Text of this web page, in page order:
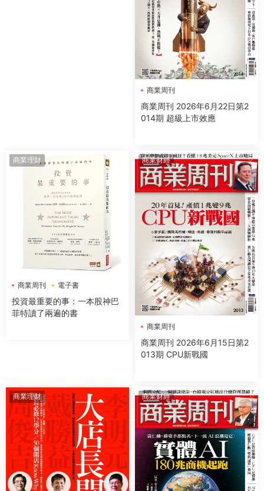
商業周刊
商業周刊 2026年6月22日第2
014期 超級上市效應
商業理財
商業周刊 電子書
投資最重要的事：一本股神巴
菲特讀了兩遍的書
商業财經
商業周刊
商業周刊 2026年6月15日第2
013期 CPU新戰國
商業理財 商業财經